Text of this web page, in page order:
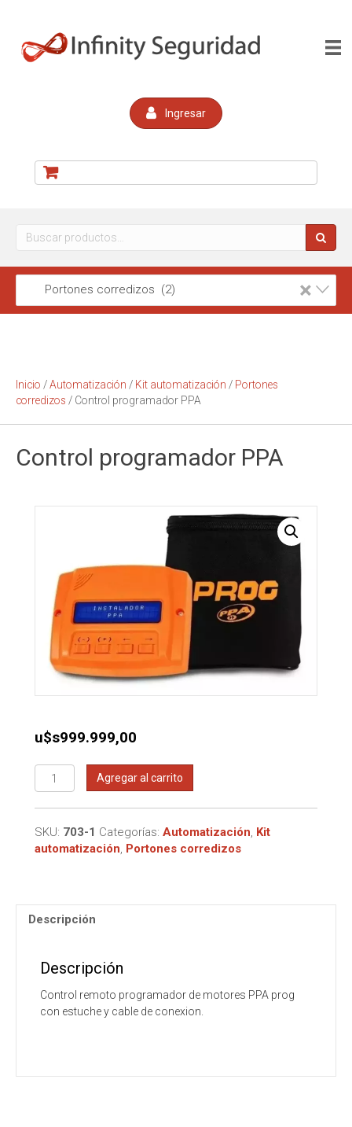
Ingresar
Buscar
×
Portones corredizos (2)
Inicio /Automatización / Kit automatización / Portones
corredizos / Control programador PPA
Control programador PPA
u$s999.999,00
Control
programador
PPA
Agregar al carrito
SKU: 703-1 Categorías: Automatización, Kit
automatización, Portones corredizos
Descripción
Descripción
Control remoto programador de motores PPA prog
con estuche y cable de conexion.